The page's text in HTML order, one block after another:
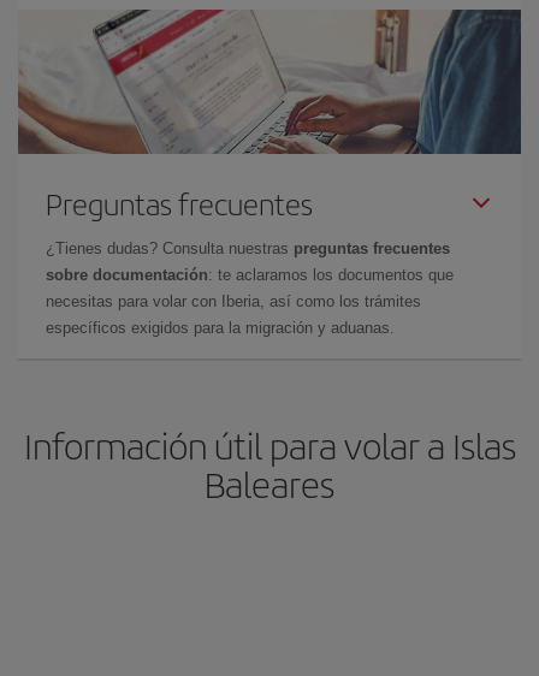
Preguntas frecuentes
¿Tienes dudas? Consulta nuestras preguntas frecuentes
sobre documentación: te aclaramos los documentos que
necesitas para volar con Iberia, así como los trámites
específicos exigidos para la migración y aduanas.
Información útil para volar a Islas
Baleares